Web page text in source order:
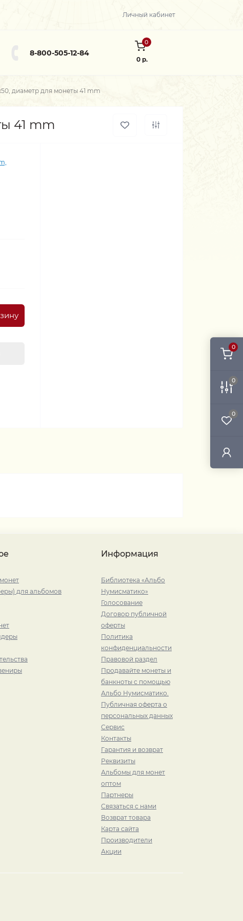
0
0
0
Личный кабинет
8-800-505-12-84
0
0 р.
диаметр для монеты 41 mm
41 mm
для альбомов
Информация
Библиотека «Альбо
Нумисматико»
Голосование
Договор публичной
оферты
Политика
конфиденциальности
Правовой раздел
Продавайте монеты и
банкноты с помощью
Альбо Нумисматико.
Публичная оферта о
персональных данных
Сервис
Контакты
Гарантия и возврат
Реквизиты
Альбомы для монет
оптом
Партнеры
Связаться с нами
Возврат товара
Карта сайта
Производители
Акции